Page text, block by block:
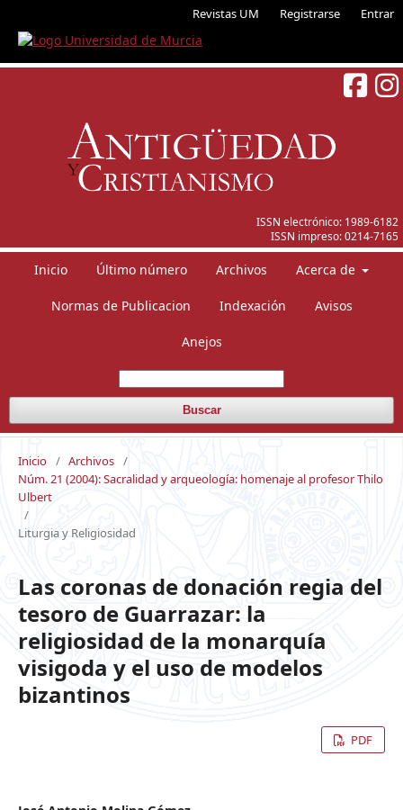
Revistas UM Registrarse Entrar
ISSN electrónico: 1989-6182
ISSN impreso:0214-7165
Inicio Último número Archivos Acerca de
Normas de Publicacion Indexación Avisos
Anejos
Buscar
Inicio / Archivos /
Núm. 21 (2004): Sacralidad y arqueología: homenaje al profesor Thilo
Ulbert
/
Liturgia y Religiosidad
Las coronas de donación regia del
tesoro de Guarrazar: la
religiosidad de la monarquía
visigoda y el uso de modelos
bizantinos
PDF